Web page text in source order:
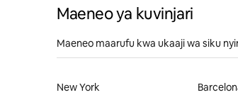
Maeneo ya kuvinjari
Maeneo maarufu kwa ukaaji wa siku
New York